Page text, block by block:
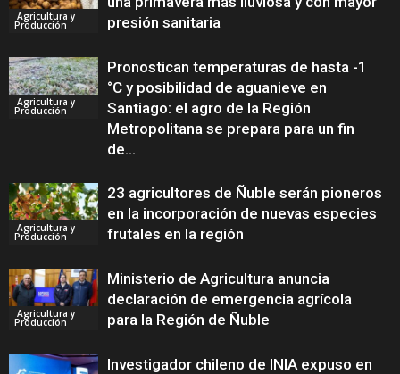
Agricultura y
Producción
presión sanitaria
Agricultura y
Producción
Pronostican temperaturas de hasta -1
°C y posibilidad de aguanieve en
Santiago: el agro de la Región
Metropolitana se prepara para un fin
de...
Agricultura y
Producción
23 agricultores de Ñuble serán pioneros
en la incorporación de nuevas especies
frutales en la región
Agricultura y
Producción
Ministerio de Agricultura anuncia
declaración de emergencia agrícola
para la Región de Ñuble
Investigador chileno de INIA expuso en